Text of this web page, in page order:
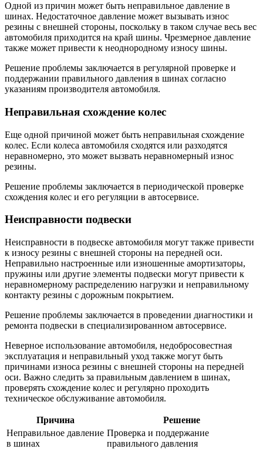
Одной из причин может быть неправильное давление в
шинах. Недостаточное давление может вызывать износ
резины с внешней стороны, поскольку в таком случае весь вес
автомобиля приходится на край шины. Чрезмерное давление
также может привести к неоднородному износу шины.
Решение проблемы заключается в регулярной проверке и
поддержании правильного давления в шинах согласно
указаниям производителя автомобиля.
Неправильная схождение колес
Еще одной причиной может быть неправильная схождение
колес. Если колеса автомобиля сходятся или разходятся
неравномерно, это может вызвать неравномерный износ
резины.
Решение проблемы заключается в периодической проверке
схождения колес и его регуляции в автосервисе.
Неисправности подвески
Неисправности в подвеске автомобиля могут также привести
к износу резины с внешней стороны на передней оси.
Неправильно настроенные или изношенные амортизаторы,
пружины или другие элементы подвески могут привести к
неравномерному распределению нагрузки и неправильному
контакту резины с дорожным покрытием.
Решение проблемы заключается в проведении диагностики и
ремонта подвески в специализированном автосервисе.
Неверное использование автомобиля, недобросовестная
эксплуатация и неправильный уход также могут быть
причинами износа резины с внешней стороны на передней
оси. Важно следить за правильным давлением в шинах,
проверять схождение колес и регулярно проходить
техническое обслуживание автомобиля.
Причина
Решение
Неправильное давление
в шинах
Проверка и поддержание
правильного давления